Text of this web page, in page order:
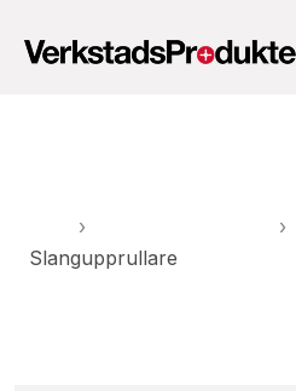
› ›
Slangupprullare